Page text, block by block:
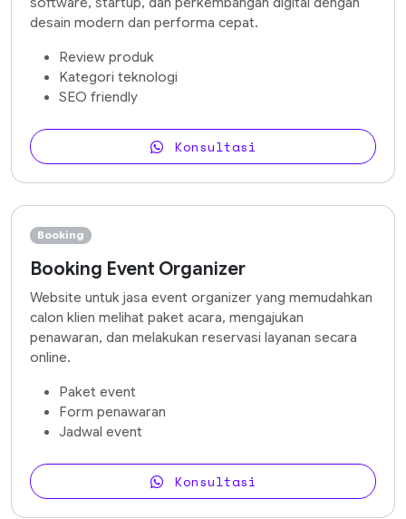
desain modern dan performa cepat.
Review produk
Kategori teknologi
SEO friendly
Konsultasi
Booking
Booking Event Organizer
Website untuk jasa event organizer yang memudahkan
calon klien melihat paket acara, mengajukan
penawaran, dan melakukan reservasi layanan secara
online.
Paket event
Form penawaran
Jadwal event
Konsultasi